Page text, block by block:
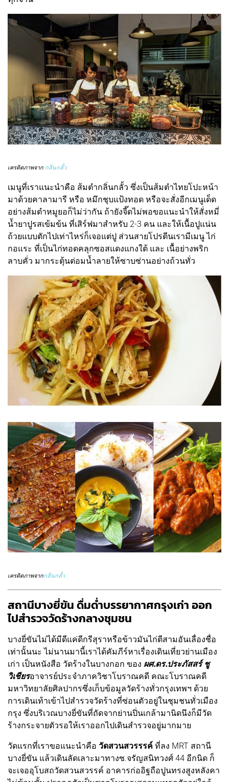
เครดิตภาพจาก กลิ่นกลั้ว
เมนูที่เราแนะนำคือ ส้มตำกลิ่นกลั้ว ซึ่งเป็นส้มตำไทยโปะหน้า
มาด้วยคาลามารี หรือ หมึกชุบแป้งทอด หรือจะสั่งอีกเมนูเด็ด
อย่างส้มตำหมูยอก็ไม่ว่ากัน ถ้ายังจี๊ดไม่พอขอแนะนำให้สั่งหมี่
น้ำยาปูรสเข้มข้น ที่เสิร์ฟมาสำหรับ 2-3 คน และให้เนื้อปูแน่น
ถ้วยแบบตักไปเท่าไหร่ก็เจอแต่ปู ส่วนสายโปรตีนเรามีเมนู ไก่
กอแระ ที่เป็นไก่ทอดคลุกซอสแดงแกงใต้ และ เนื้อย่างพริก
ลาบคั่ว มากระตุ้นต่อมน้ำลายให้ซาบซ่านอย่างถ้วนทั่ว
เครดิตภาพจากกลิ่นกลั้ว
สถานีบางยี่ขัน ดื่มด่ำบรรยากาศกรุงเก่า ออก
ไปสำรวจวัดร้างกลางชุมชน
บางยี่ขันไม่ได้มีดีแค่ดีกรีสุราหรือข้าวมันไก่ตีสามอันเลื่องชื่อ
เท่านั้นนะ ไม่นานมานี้เราได้คัมภีร์หาเรื่องเดินเที่ยวย่านเมือง
เก่า เป็นหนังสือ วัดร้างในบางกอก ของ ผศ.ดร.ประภัสสร์ ชู
วิเชียรอาจารย์ประจำภาควิชาโบราณคดี คณะโบราณคดี
มหาวิทยาลัยศิลปากรซึ่งเก็บข้อมูลวัดร้างทั่วกรุงเทพฯ ด้วย
การเดินเท้าเข้าไปสำรวจวัดร้างที่ซ่อนตัวอยู่ในชุมชนทั่วเมือง
กรุง ซึ่งบริเวณบางยี่ขันที่ถัดจากย่านปิ่นเกล้ามานิดนึงก็มีวัด
ร้างกระจายตัวรอให้เราออกไปเดินสำรวจอยู่มากมาย
วัดแรกที่เราขอแนะนำคือ วัดสวนสวรรรค์ ที่ลง MRT สถานี
บางยี่ขัน แล้วเดินลัดเลาะมาทางซ.จรัญสนิทวงศ์ 44 อีกนิด ก็
จะเจออุโบสถวัดสวนสวรรค์ อาคารก่ออิฐถือปูนทรงสูงหลังคา